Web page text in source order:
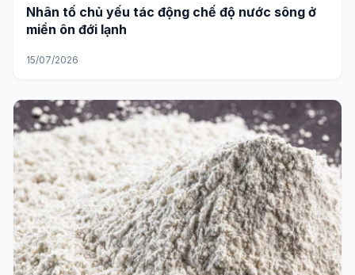
Nhân tố chủ yếu tác động chế độ nước sông ở
miền ôn đới lạnh
15/07/2026